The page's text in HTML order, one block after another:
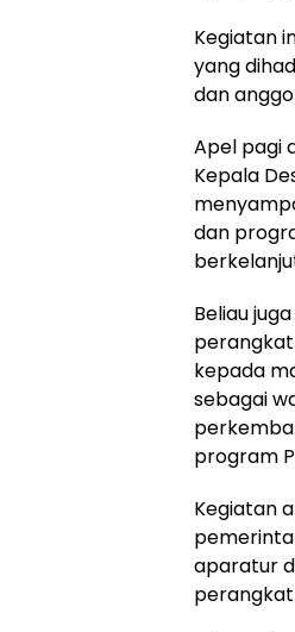
Kegiatan
yang
dan
Apel pagi
Kepala
dan
Beliau
kepada
sebagai
program
Kegiatan
aparatur
perangkat